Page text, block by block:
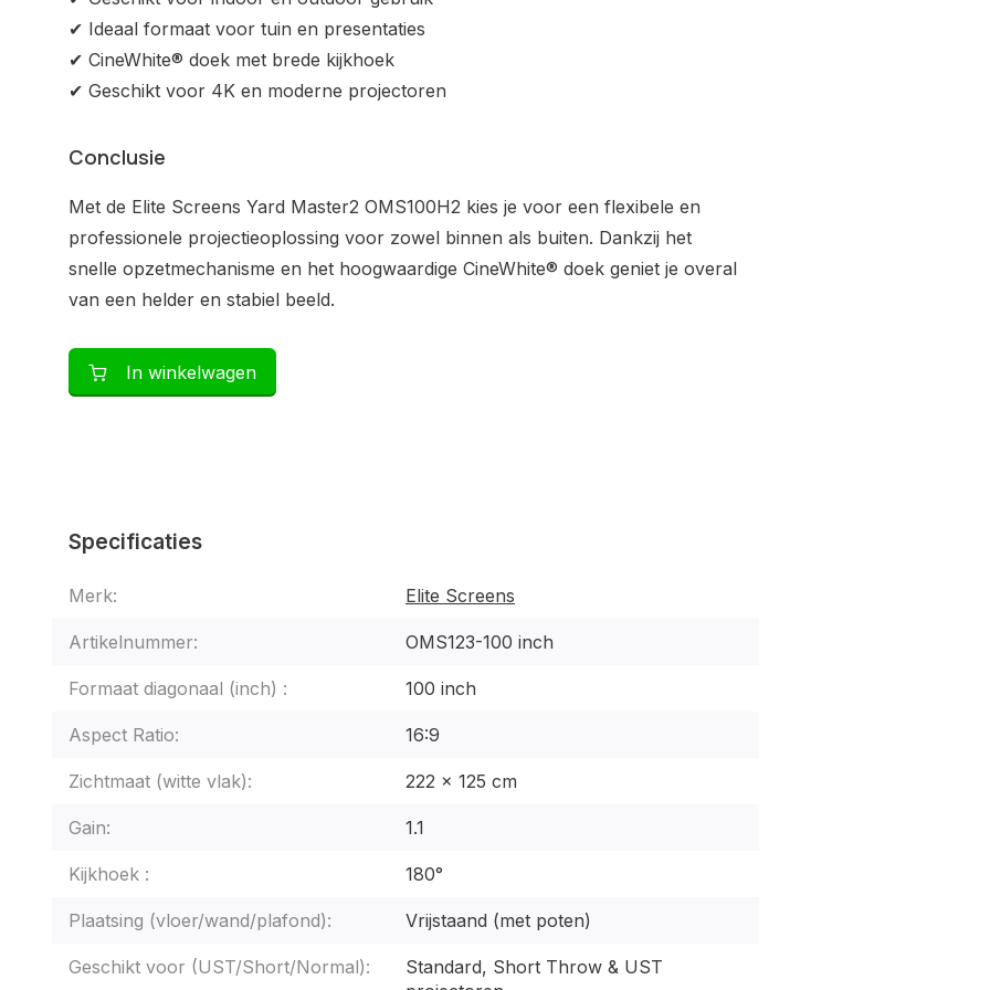
✔ Ideaal formaat voor tuin en presentaties
✔ CineWhite® doek met brede kijkhoek
✔ Geschikt voor 4K en moderne projectoren
Conclusie
Met de Elite Screens Yard Master2 OMS100H2 kies je voor een flexibele en
professionele projectieoplossing voor zowel binnen als buiten. Dankzij het
snelle opzetmechanisme en het hoogwaardige CineWhite® doek geniet je overal
van een helder en stabiel beeld.
In winkelwagen
Specificaties
Merk: Elite Screens
Artikelnummer: OMS123-100 inch
Formaat diagonaal (inch) : 100 inch
Aspect Ratio: 16:9
Zichtmaat (witte vlak): 222 x 125 cm
Gain: 1.1
Kijkhoek : 180°
Plaatsing (vloer/wand/plafond): Vrijstaand (met poten)
Geschikt voor (UST/Short/Normal):
Standard, Short Throw & UST